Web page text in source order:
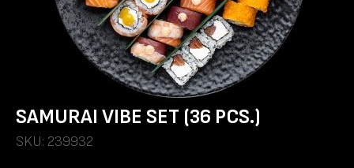
SAMURAI VIBE SET (36 PCS.)
SKU: 239932